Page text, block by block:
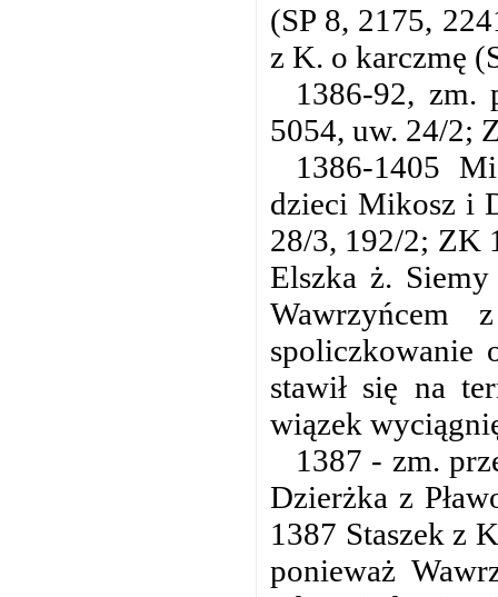
(SP 8, 2175,
z K. o karczmę
1386-92, zm.
5054, uw. 24/2;
1386-1405
dzieci Mikosz i
28/3, 192/2; ZK
Elszka ż.
stawił się na
wiązek
1387 - zm.
Dzierżka z
1387 Staszek z
ponieważ